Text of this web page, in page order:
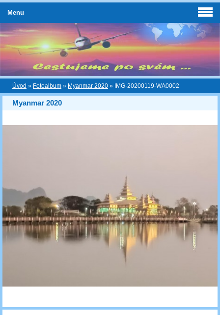
Úvod » Fotoalbum » Myanmar 2020 » IMG-20200119-WA0002
Myanmar 2020
Menu